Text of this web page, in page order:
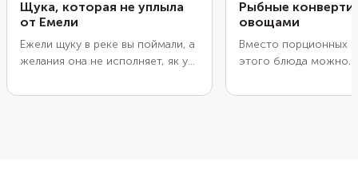
Щука, которая не уплыла
от Емели
Ежели щуку в реке вы поймали, а
желания она не исполняет, як у
серчайте. Едино желание ваше
Рыбные
овощами
Вместо порционных
этого блюда можно
пергамент для